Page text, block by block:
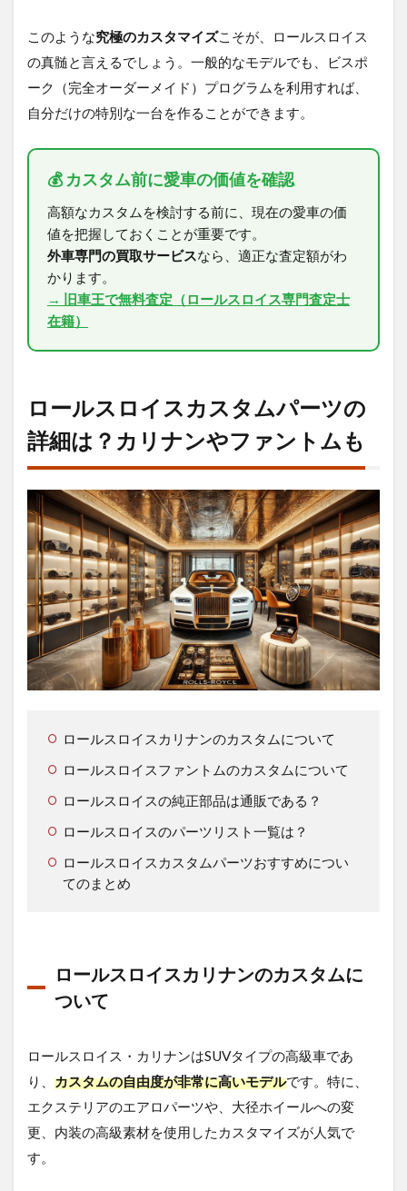
このような究極のカスタマイズこそが、ロールスロイス
の真髄と言えるでしょう。一般的なモデルでも、ビスポ
ーク（完全オーダーメイド）プログラムを利用すれば、
自分だけの特別な一台を作ることができます。
💰 カスタム前に愛車の価値を確認
高額なカスタムを検討する前に、現在の愛車の価
値を把握しておくことが重要です。
外車専門の買取サービスなら、適正な査定額がわ
かります。
→ 旧車王で無料査定（ロールスロイス専門査定士
在籍）
ロールスロイスカスタムパーツの
詳細は？カリナンやファントムも
ロールスロイスカリナンのカスタムについて
ロールスロイスファントムのカスタムについて
ロールスロイスの純正部品は通販である？
ロールスロイスのパーツリスト一覧は？
ロールスロイスカスタムパーツおすすめについ
てのまとめ
ロールスロイスカリナンのカスタムに
ついて
ロールスロイス・カリナンはSUVタイプの高級車であ
り、 カスタムの自由度が非常に高いモデルです。特に、
エクステリアのエアロパーツや、大径ホイールへの変
更、内装の高級素材を使用したカスタマイズが人気で
す。